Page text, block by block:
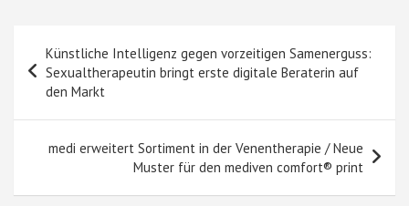
Künstliche Intelligenz gegen vorzeitigen Samenerguss:
Sexualtherapeutin bringt erste digitale Beraterin auf
den Markt
medi erweitert Sortiment in der Venentherapie / Neue
Muster für den mediven comfort® print